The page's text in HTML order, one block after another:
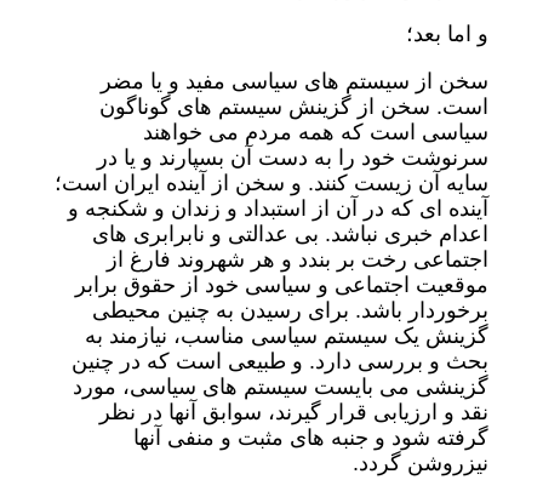
و اما بعد؛
سخن از سیستم های سیاسی مفید و یا مضر
است. سخن از گزینش سیستم های گوناگون
سیاسی است که همه مردم می خواهند
سرنوشت خود را به دست آن بسپارند و یا در
سایه آن زیست کنند. و سخن از آینده ایران است؛
آینده ای که در آن از استبداد و زندان و شکنجه و
اعدام خبری نباشد. بی عدالتی و نابرابری های
اجتماعی رخت بر بندد و هر شهروند فارغ از
موقعیت اجتماعی و سیاسی خود از حقوق برابر
برخوردار باشد. برای رسیدن به چنین محیطی
گزینش یک سیستم سیاسی مناسب، نیازمند به
بحث و بررسی دارد. و طبیعی است که در چنین
گزینشی می بایست سیستم های سیاسی، مورد
نقد و ارزیابی قرار گیرند، سوابق آنها در نظر
گرفته شود و جنبه های مثبت و منفی آنها
نیزروشن گردد.